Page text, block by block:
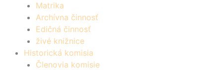
Matrika
Archívna činnosť
Edičná činnosť
živé knižnice
Historická komisia
Členovia komisie